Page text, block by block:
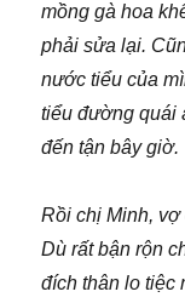
mồng gà hoa
phải sửa lại.
nước tiểu của
tiểu đường quái
đến tận bây giờ.
Rồi chị Minh,
Dù rất bận rộn
đích thân lo tiệc